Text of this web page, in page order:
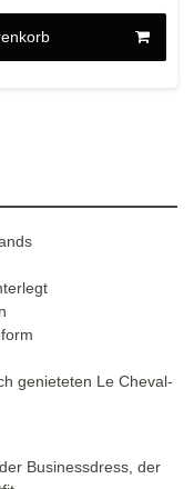
genieteten Le Cheval-
Businessdress, der